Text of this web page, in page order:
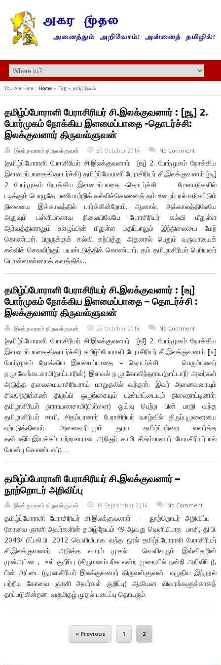
You Are Here : Home» Tag » தமிழ்நேயம்
தமிழ்ப்போராளி பேராசிரியர் சி.இலக்குவனார் : [ஙூ] 2.
போர்முகம் நோக்கிய இளமைப்பாதை -தொடர்ச்சி:
இலக்குவனார் திருவள்ளுவன்
இலக்குவனார் திருவள்ளுவன் 30 October 2016 No Comment
(தமிழ்ப்போராளி பேராசிரியர் சி.இலக்குவனார் [ஙு] 2. போர்முகம் நோக்கிய
இளமைப்பாதை-தொடர்ச்சி) தமிழ்ப்போராளி பேராசிரியர் சி.இலக்குவனார் [ஙூ]
2. போர்முகம் நோக்கிய இளமைப்பாதை -தொடர்ச்சி மேனாடுகளில்
படிக்கும் பொழுதே பணியாற்றிக் கல்விச்செலவைத் தம் உழைப்பால் ஈடுகட்டும்
நிலையை இக்காலத்தில் பார்க்கின்றோம். ஆனால், அக்காலத்திலேயே
அதுவும் பள்ளிமாணவ நிலையிலேயே பேராசிரியர் கல்வி மீதுள்ள
ஆர்வத்தினாலும் உழைப்பின் மீதுள்ள மதிப்பாலும் இந்நிலையை மேற்
கொண்டார். பிறருக்குக் கல்வி கற்பித்து அதனால் பெறும் வருவாயைக்
கல்விச் செலவிற்குப் பயன்படுத்திக் கொண்டார். தம் தமிழாசிரியர் பெரியவர்
பொன்னண்ணாக் களத்தில்…
தமிழ்ப்போராளி பேராசிரியர் சி.இலக்குவனார் : [ஙு]
போர்முகம் நோக்கிய இளமைப்பாதை – தொடர்ச்சி :
இலக்குவனார் திருவள்ளுவன்
இலக்குவனார் திருவள்ளுவன் 23 October 2016 No Comment
(தமிழ்ப்போராளி பேராசிரியர் சி.இலக்குவனார் [ஙீ] 2. போர்முகம் நோக்கிய
இளமைப்பாதை-தொடர்ச்சி) தமிழ்ப்போராளி பேராசிரியர் சி.இலக்குவனார் [ஙு]
போர்முகம் நோக்கிய இளமைப்பாதை – தொடர்ச்சி பெரும்புலவர்
ந.மு.வேங்கடசாமி(நாட்டாரின்) இளவல் ந.மு.கோவிந்தராய(நாட்டா)ர் அவர்கள்
அடுத்த தலைமையாசிரியராய் மாறுதலில் வந்தார். இவர் அனைவரையும்
சிவநெறிக்கண் திருப்பி ஒழுங்கையும் பண்பாட்டையும் நிலைநாட்டினார்.
தமிழாசிரியர் நாராயணசாமி(பிள்ளை) ஓய்வு பெற்ற பின் மாறி வந்த
தமிழாசிரியர் சாமி. சிதம்பரனார் பேராசிரியர் வாழ்வில் திருப்புமுனையை
ஏற்படுத்தினார். அனைவரிடமும் தூய தமிழ்ப்பற்றை வளர்த்த
தன்மதிப்புஇயக்கப் பற்றாளரான அறிஞர் சாமி சிதம்பரனார் பேராசிரியர்பால்
பேரன்பு கொண்டவர்; …
தமிழ்ப்போராளி பேராசிரியர் சி.இலக்குவனார் –
நூற்றொடர் அறிவிப்பு
இலக்குவனார் திருவள்ளுவன் 18 September 2016 No Comment
தமிழ்ப்போராளி பேராசிரியர் சி.இலக்குவனார் – நூற்றொடர் அறிவிப்பு
கோவை ஞானி அவர்களின் தமிழ்நேயம் 49 ஆவது வெளியீடாக மாசி, தி.பி.
2043/ பிப்.கி.பி. 2012 வெளியீடாக வந்த நூல் தமிழ்ப்போராளி பேராசிரியர்
சி.இலக்குவனார். அடுத்த வாரம் முதல் வெளிவரும் இவ்விதழின்
முன்அட்டை, உள் குறிப்பு (திருமணப்பரிசு என்ற முறையில் நன்றி அறிவிப்பு),
பின் அட்டை (நூலாசிரியர் இலக்குவனார் திருவள்ளுவன் எழுதிய இந்நூல்
பற்றிய கோவை ஞானி அவர்கள் குறிப்பு) ஆகியன விவரங்களுக்காகத்
தரப்படுகின்றன. வருமிதழ் முதல் படைப்பு தொடரும்.
« Previous 1 2